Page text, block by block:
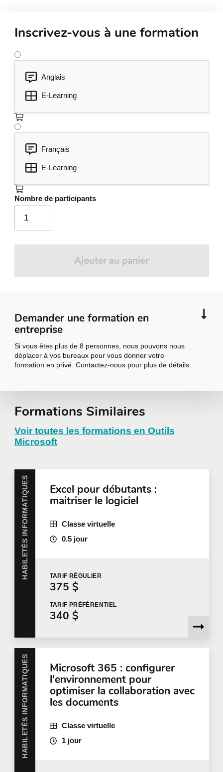
Inscrivez-vous à une formation
Anglais
E-Learning
Français
E-Learning
Nombre de participants
Ajouter au panier
Demander une formation en
entreprise
Si vous êtes plus de 8 personnes, nous pouvons nous
déplacer à vos bureaux pour vous donner votre
formation en privé. Contactez-nous pour plus de détails.
Demander une
formation en
Toutes nos formations peuvent être offertes en
entreprise et personnalisées selon vos besoins.
Pour plus d'information, nous vous invitons à
communiquer avec nous
ou à remplir une demande
de soumission en ligne.
Prénom
Courriel
Téléphone Poste
Entreprise
Formations Similaires
Voir toutes les formations en Outils
Microsoft
HABILETÉS INFORMATIQUES Excel pour débutants :
maitriser le logiciel
Classe virtuelle
0.5 jour
TARIF RÉGULIER
375 $
TARIF PRÉFÉRENTIEL
340 $
HABILETÉS INFORMATIQUES Microsoft 365 : configurer
l'environnement pour
optimiser la collaboration avec
les documents
Classe virtuelle
1 jour